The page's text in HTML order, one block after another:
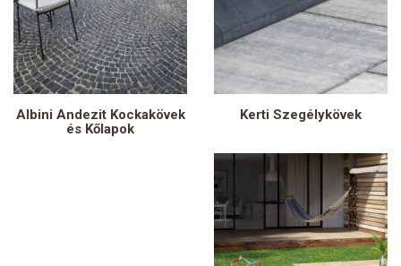
Albini Andezit Kockakövek
és Kőlapok
Kerti Szegélykövek